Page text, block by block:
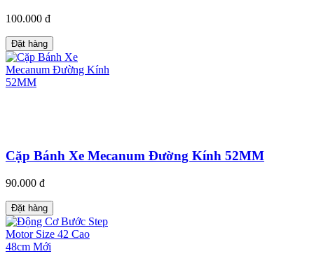
100.000 đ
Đặt hàng
Cặp Bánh Xe Mecanum Đường Kính 52MM
90.000 đ
Đặt hàng